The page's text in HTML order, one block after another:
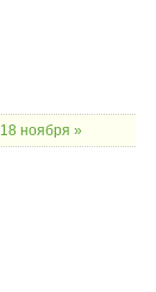
ноября »